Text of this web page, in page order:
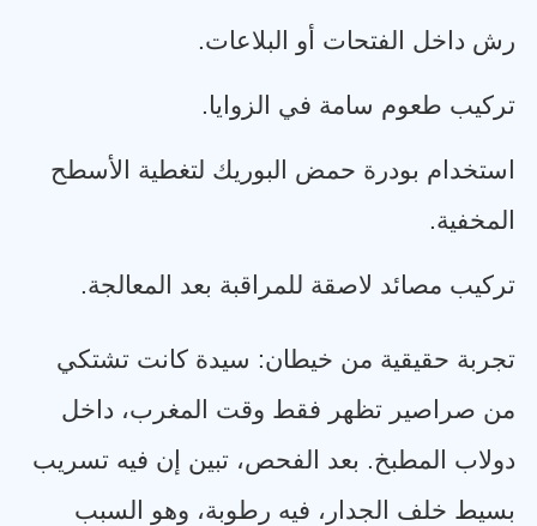
رش داخل الفتحات أو البلاعات.
تركيب طعوم سامة في الزوايا.
استخدام بودرة حمض البوريك لتغطية الأسطح
المخفية.
تركيب مصائد لاصقة للمراقبة بعد المعالجة.
تجربة حقيقية من خيطان: سيدة كانت تشتكي
من صراصير تظهر فقط وقت المغرب، داخل
دولاب المطبخ. بعد الفحص، تبين إن فيه تسريب
بسيط خلف الجدار، فيه رطوبة، وهو السبب